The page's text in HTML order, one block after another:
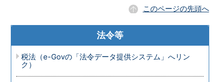
このページの先頭へ
法令等
税法（e-Govの「法令データ提供システム」へリン
ク）